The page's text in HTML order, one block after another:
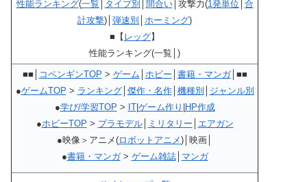
性能ランキング(一覧 タイプ別 間合い│攻撃力(1発単位 合
計攻撃)│ 弾速別 ホーミング)
■【 レッグ】
性能ランキング(一覧│)
■■│ コペンギンTOP > ゲーム ホビー 書籍・マンガ│■■
●ゲームTOP > ランキング│ 傑作・名作│ 機種別
ジャンル別
●学び/学習TOP > IT| ゲーム作り HP作成
●ホビーTOP > プラモデル│ ミリタリー
エアガン
●映像＞アニメ(ロボットアニメ)│映画│
●書籍・マンガ> ゲーム雑誌│ マンガ